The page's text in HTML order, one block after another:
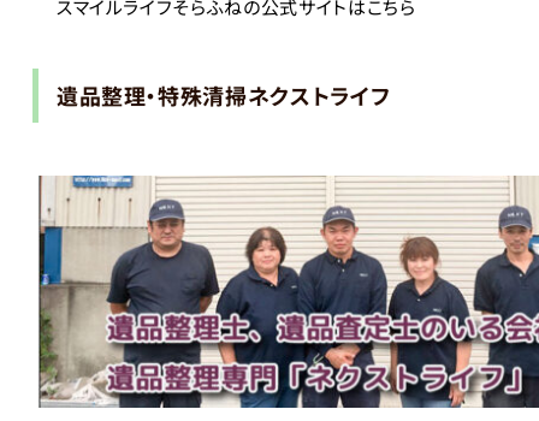
スマイルライフそらふねの公式サイトはこちら
遺品整理・特殊清掃ネクストライフ